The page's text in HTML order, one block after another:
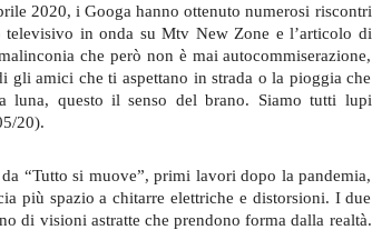
2020, i Googa hanno ottenuto numerosi riscontri
televisivo in onda su Mtv New Zone e l’articolo di
che però non è mai autocommiserazione,
gli amici che ti aspettano in strada o la pioggia che
luna, questo il senso del brano. Siamo tutti lupi
20).
“Tutto si muove”, primi lavori dopo la pandemia,
più spazio a chitarre elettriche e distorsioni. I due
di visioni astratte che prendono forma dalla realtà.